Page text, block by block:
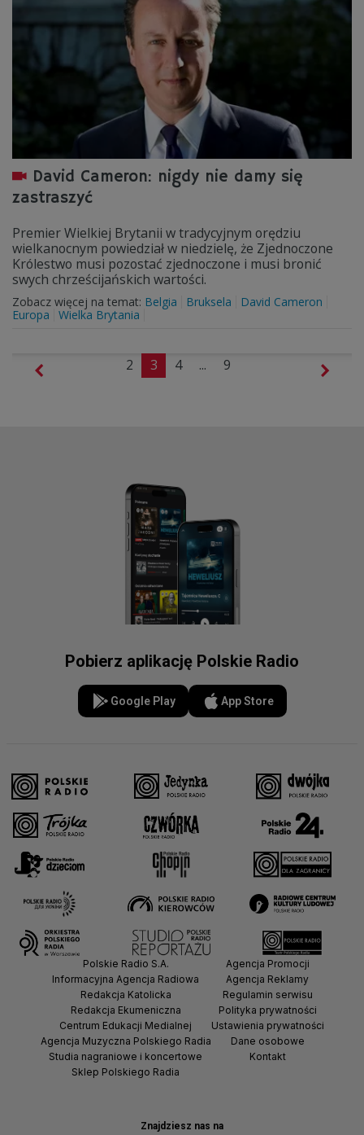
David Cameron: nigdy nie damy się
zastraszyć
Premier Wielkiej Brytanii w tradycyjnym orędziu
wielkanocnym powiedział w niedzielę, że Zjednoczone
Królestwo musi pozostać zjednoczone i musi bronić
swych chrześcijańskich wartości.
Zobacz więcej na temat: Belgia Bruksela
David Cameron
Europa
Wielka Brytania
2 3 4 ... 9
Pobierz aplikację Polskie Radio
Google Play App Store
Znajdziesz nas na
Polskie Radio S.A.
Informacyjna Agencja Radiowa
Redakcja Katolicka
Redakcja Ekumeniczna
Centrum Edukacji Medialnej
Agencja Muzyczna Polskiego Radia
Studia nagraniowe i koncertowe
Sklep Polskiego Radia
Agencja Promocji
Agencja Reklamy
Regulamin serwisu
Polityka prywatności
Ustawienia prywatności
Dane osobowe
Kontakt